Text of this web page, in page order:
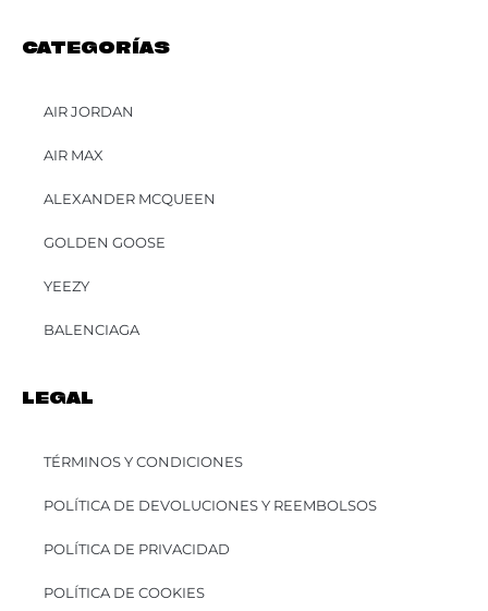
CATEGORÍAS
AIR JORDAN
AIR MAX
ALEXANDER MCQUEEN
GOLDEN GOOSE
YEEZY
BALENCIAGA
LEGAL
TÉRMINOS Y CONDICIONES
POLÍTICA DE DEVOLUCIONES Y REEMBOLSOS
POLÍTICA DE PRIVACIDAD
POLÍTICA DE COOKIES